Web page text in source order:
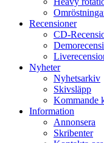
Recensioner
CD-
Nyheter
Nyhetsarkiv
Skivsläpp
Kommande
Information
Annonsera
Skribenter